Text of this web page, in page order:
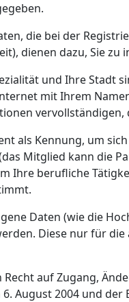
die bei der
dienen dazu, Sie
und Ihre Stadt
mit Ihrem
vervollständigen,
als Kennung, um
Mitglied kann die
Ihre berufliche
Daten (wie die
Diese nur für
Recht auf Zugang,
August 2004 und